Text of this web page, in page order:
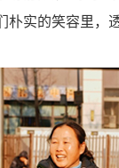
实的笑容里，透